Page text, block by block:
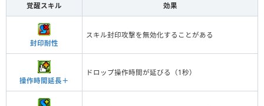
覚醒スキル 効果
封印耐性
スキル封印攻撃を無効化することがある
操作時間延長＋
ドロップ操作時間が延びる（1秒）